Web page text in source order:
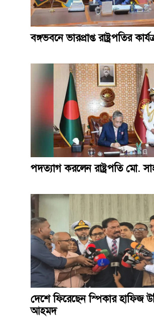
বঙ্গভবনে ভারপ্রাপ্ত রাষ্ট্রপতির
পদত্যাগ করলেন রাষ্ট্রপতি মো.
দেশে ফিরেছেন স্পিকার হাফিজ
আহমদ